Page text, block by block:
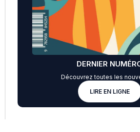
DERNIER
Découvrez toutes les
LIRE EN LIGNE